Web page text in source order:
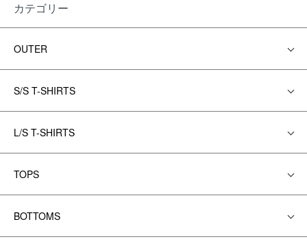
カテゴリー
OUTER
S/S T-SHIRTS
L/S T-SHIRTS
TOPS
BOTTOMS